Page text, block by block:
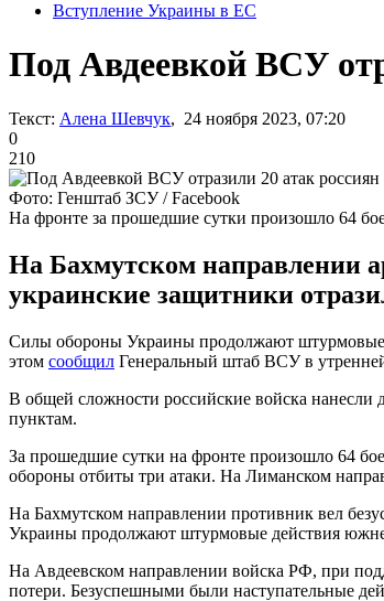
Вступление Украины в ЕС
Под Авдеевкой ВСУ
Текст: Алена Шевчук, 24 ноября 2023, 07:20
0
210
Фото: Генштаб ЗСУ / Facebook
На фронте за прошедшие сутки произошло 64
На Бахмутском направлении
украинские защитники
Силы обороны Украины продолжают штурмовые
этом сообщил Генеральный штаб ВСУ в
В общей сложности российские войска нанесли
пунктам.
За прошедшие сутки на фронте произошло 64
обороны отбиты три атаки. На Лиманском
На Бахмутском направлении противник вел
Украины продолжают штурмовые действия
На Авдеевском направлении войска РФ, при
потери. Безуспешными были наступательные